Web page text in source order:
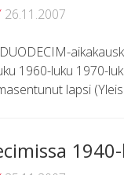
26.11.2007
1960-luku 1970-
lapsi